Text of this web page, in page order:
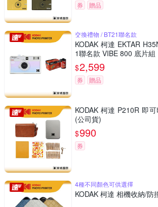
券 贈品
交換禮物 / BT21聯名款
KODAK 柯達 EKTAR
1聯名款 VIBE 800 底片組
$2,599
券 贈品
KODAK 柯達 P210R 即
(公司貨)
$990
券
4種不同顏色可供選擇
KODAK 柯達 相機收納/防